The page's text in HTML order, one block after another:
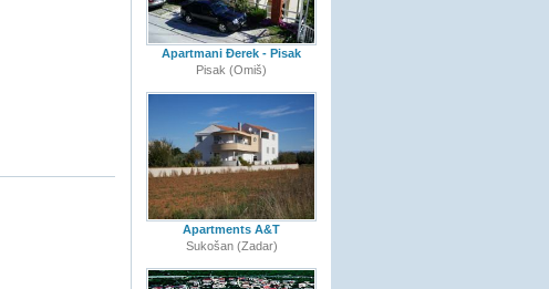
Apartmani Đerek - Pisak
Pisak (Omiš)
Apartments A&T
Sukošan (Zadar)